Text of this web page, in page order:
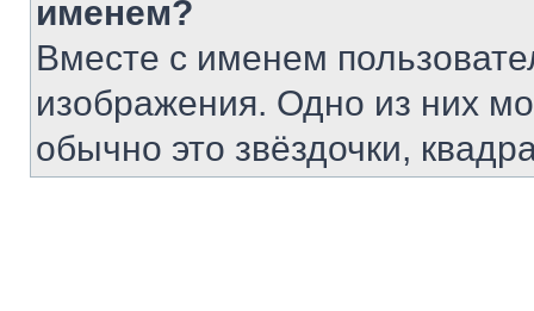
именем?
Вместе с именем
изображения. Одно из них
обычно это звёздочки,